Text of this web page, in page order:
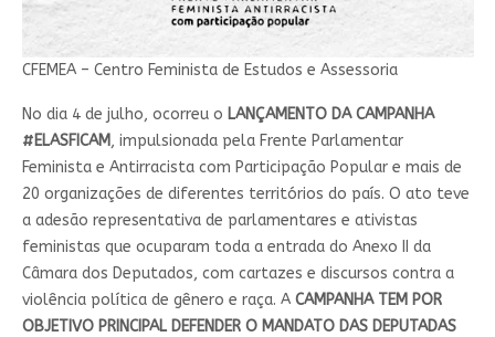
CFEMEA – Centro Feminista de Estudos e Assessoria
No dia 4 de julho, ocorreu o LANÇAMENTO DA CAMPANHA
#ELASFICAM, impulsionada pela Frente Parlamentar
Feminista e Antirracista com Participação Popular e mais de
20 organizações de diferentes territórios do país. O ato teve
a adesão representativa de parlamentares e ativistas
feministas que ocuparam toda a entrada do Anexo II da
Câmara dos Deputados, com cartazes e discursos contra a
violência política de gênero e raça. ACAMPANHA TEM POR
OBJETIVO PRINCIPAL DEFENDER O MANDATO DAS DEPUTADAS